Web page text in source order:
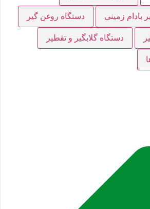
بادام زمینی دستگاه روغن گیر
دستگاه گلابگیر و تقطیر